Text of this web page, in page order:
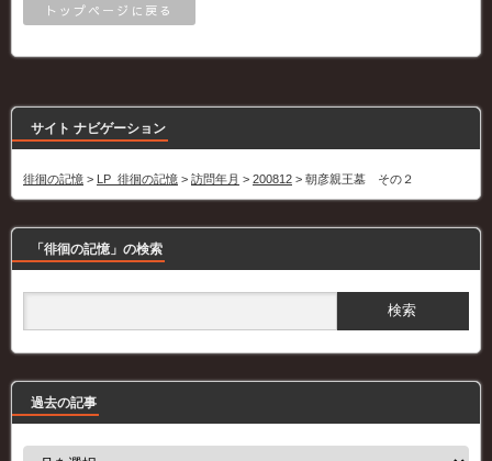
トップページに戻る
サイト ナビゲーション
徘徊の記憶 > LP_徘徊の記憶 > 訪問年月 > 200812 > 朝彦親王墓 その２
「徘徊の記憶」の検索
過去の記事
過